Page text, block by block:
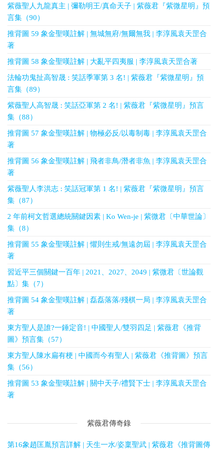
紫薇聖人九龍真主 | 彌勒明王/真命天子 | 紫薇君『紫微星明』預
言集（90）
推背圖 59 象金聖嘆註解 | 無城無府/無爾無我 | 李淳風袁天罡合
著
推背圖 58 象金聖嘆註解 | 大亂平四夷服 | 李淳風袁天罡合著
法輪功鬼扯高智晟 : 笑話季軍第 3 名! | 紫薇君『紫微星明』預
言集（89）
紫薇聖人高智晟 : 笑話亞軍第 2 名! | 紫薇君『紫微星明』預言
集（88）
推背圖 57 象金聖嘆註解 | 物極必反/以毒制毒 | 李淳風袁天罡合
著
推背圖 56 象金聖嘆註解 | 飛者非鳥/潛者非魚 | 李淳風袁天罡合
著
紫薇聖人李洪志 : 笑話冠軍第 1 名! | 紫薇君『紫微星明』預言
集（87）
2 年前柯文哲選總統關鍵因素 | Ko Wen-je | 紫微君〔中華世論〕
集（8）
推背圖 55 象金聖嘆註解 | 懼則生戒/無遠勿屆 | 李淳風袁天罡合
著
習近平三個關鍵一百年 | 2021、2027、2049 | 紫微君〔世論觀
點〕集（7）
推背圖 54 象金聖嘆註解 | 磊磊落落/殘棋一局 | 李淳風袁天罡合
著
東方聖人是誰?一錘定音! | 中國聖人/雙羽四足 | 紫薇君《推背
圖》預言集（57）
東方聖人陳水扁有梗 | 中國而今有聖人 | 紫薇君《推背圖》預言
集（56）
推背圖 53 象金聖嘆註解 | 關中天子/禮賢下士 | 李淳風袁天罡合
著
紫薇君傳奇錄
第16象趙匡胤預言詳解 | 天生一水/姿稟聖武 | 紫薇君《推背圖傳